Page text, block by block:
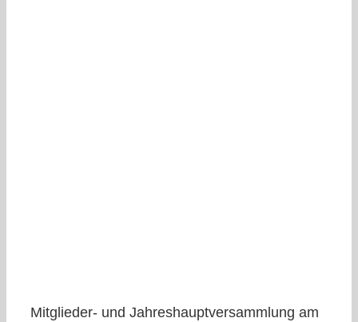
Mitglieder- und Jahreshauptversammlung am